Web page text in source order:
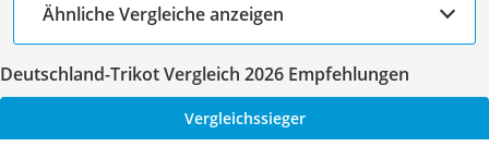
Ähnliche Vergleiche anzeigen
Deutschland-Trikot Vergleich 2026 Empfehlungen
Vergleichssieger